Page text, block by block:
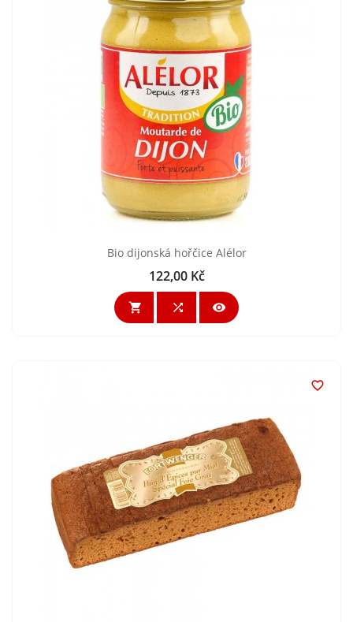
Bio dijonská hořčice Alélor
Cena
122,00 Kč
  
